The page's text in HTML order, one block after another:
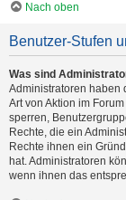
Nach oben
Benutzer-Stufen
Was sind
Administratoren haben
Art von Aktion im
sperren,
Rechte, die ein
Rechte ihnen ein
hat. Administratoren
wenn ihnen das